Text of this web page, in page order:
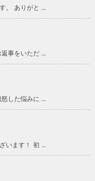
。 ありがと ...
事をいただ ...
した悩みに ...
います！ 初 ...